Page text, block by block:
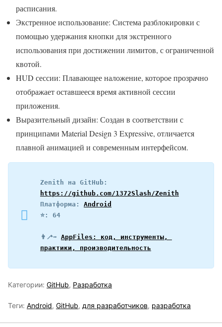
расписания.
Экстренное использование: Система разблокировки с
помощью удержания кнопки для экстренного
использования при достижении лимитов, с ограниченной
квотой.
HUD сессии: Плавающее наложение, которое прозрачно
отображает оставшееся время активной сессии
приложения.
Выразительный дизайн: Создан в соответствии с
принципами Material Design 3 Expressive, отличается
плавной анимацией и современным интерфейсом.
https://github.com/1372Slash/Zenith
Платформа: Android
⭐️: 64
👨‍🦯‍➡️ AppFiles: код, инструменты,
практики, производительность
Категории: GitHub, Разработка
Теги: Android, GitHub, для разработчиков, разработка